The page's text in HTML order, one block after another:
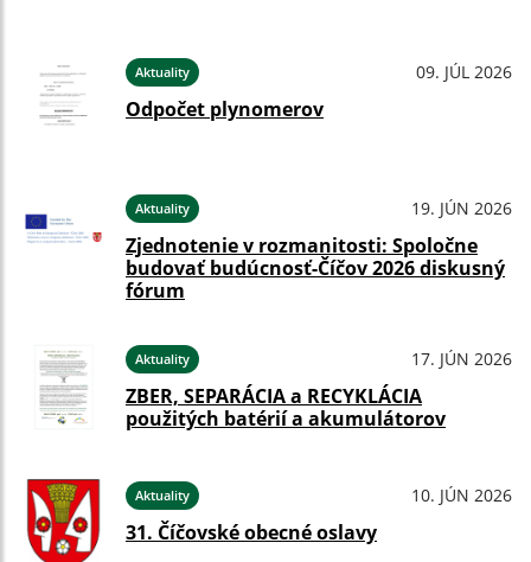
Aktuality 09. JÚL 2026
Odpočet plynomerov
Aktuality 19. JÚN 2026
Zjednotenie v rozmanitosti: Spoločne
budovať budúcnosť-Číčov 2026 diskusný
fórum
Aktuality 17. JÚN 2026
ZBER, SEPARÁCIA a RECYKLÁCIA
použitých batérií a akumulátorov
Aktuality 10. JÚN 2026
31. Číčovské obecné oslavy